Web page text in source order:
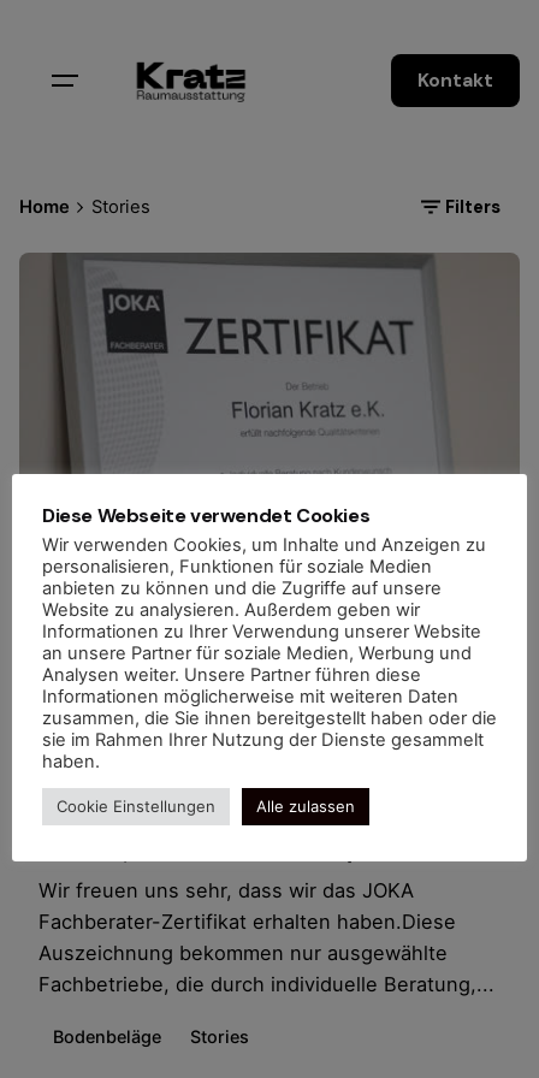
content
Kontakt
Home Stories Filters
Oktober 6, 2025 1 min read
Wir sind offiziell JOKA Fachberater –
Wir freuen uns sehr, dass wir das JOKA
Fachberater-Zertifikat erhalten haben.Diese
Auszeichnung bekommen nur ausgewählte
Fachbetriebe, die durch individuelle Beratung,...
Bodenbeläge Stories
Diese Webseite verwendet Cookies
Wir verwenden Cookies, um Inhalte und Anzeigen zu
personalisieren, Funktionen für soziale Medien
anbieten zu können und die Zugriffe auf unsere
Website zu analysieren. Außerdem geben wir
Informationen zu Ihrer Verwendung unserer Website
an unsere Partner für soziale Medien, Werbung und
Analysen weiter. Unsere Partner führen diese
Informationen möglicherweise mit weiteren Daten
zusammen, die Sie ihnen bereitgestellt haben oder die
sie im Rahmen Ihrer Nutzung der Dienste gesammelt
haben.
Cookie Einstellungen Alle zulassen